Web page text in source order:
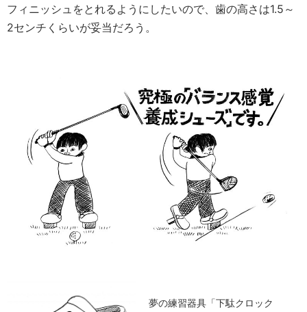
フィニッシュをとれるようにしたいので、歯の高さは1.5～
2センチくらいが妥当だろう。
夢の練習器具「下駄クロック